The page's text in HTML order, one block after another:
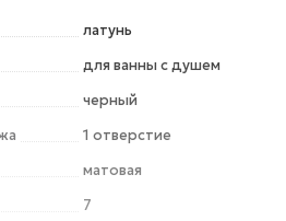
латунь
для ванны с душем
черный
1 отверстие
матовая
7